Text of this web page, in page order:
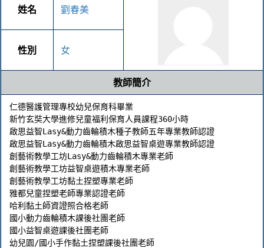
姓名 劉春美
性別 女
教師簡介
仁德醫護管理專校幼兒保育科畢業
新竹玄奘大學進修兒童福利保育人員課程360小時
啟思益智Lasy&動力齒輪積木種子教師五年專業教師認證
啟思益智Lasy&動力齒輪積木啟思益智桌遊專業教師認證
創藝術教學工坊Lasy&動力齒輪積木專業老師
創藝術教學工坊益智桌遊積木專業老師
創藝術教學工坊黏土捏塑專業老師
雅都兒童捏塑老師專業認證老師
哈利黏土師資證照合格老師
國小動力齒輪積木課後社團老師
國小益智桌遊課後社團老師